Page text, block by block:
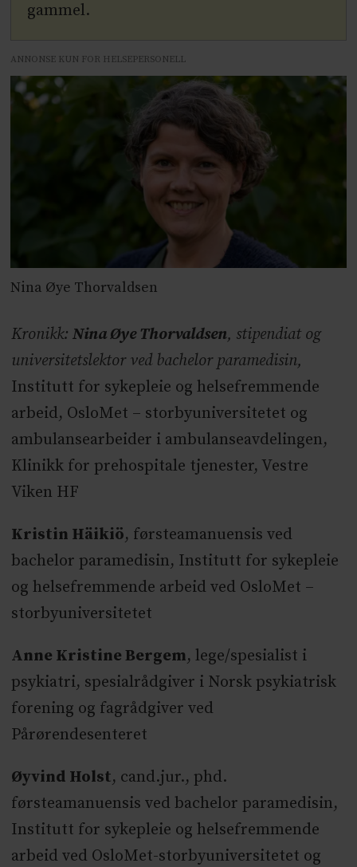
gammel.
ANNONSE KUN FOR HELSEPERSONELL
Nina Øye Thorvaldsen
Kronikk: Nina Øye Thorvaldsen, stipendiat og
universitetslektor ved bachelor paramedisin,
Institutt for sykepleie og helsefremmende
arbeid, OsloMet – storbyuniversitetet og
ambulansearbeider i ambulanseavdelingen,
Klinikk for prehospitale tjenester, Vestre
Viken HF
Kristin Häikiö, førsteamanuensis ved
bachelor paramedisin, Institutt for sykepleie
og helsefremmende arbeid ved OsloMet –
storbyuniversitetet
Anne Kristine Bergem, lege/spesialist i
psykiatri, spesialrådgiver i Norsk psykiatrisk
forening og fagrådgiver ved
Pårørendesenteret
Øyvind Holst, cand.jur., phd.
førsteamanuensis ved bachelor paramedisin,
Institutt for sykepleie og helsefremmende
arbeid ved OsloMet-storbyuniversitetet og